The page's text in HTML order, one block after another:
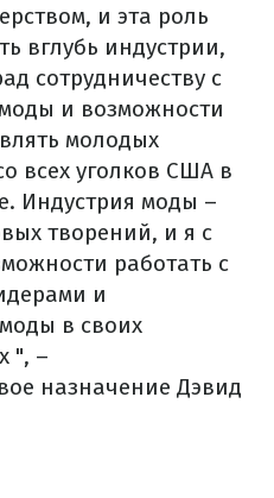
и эта роль
вглубь индустрии,
сотрудничеству с
и возможности
молодых
всех уголков США в
Индустрия моды –
творений, и я с
работать с
и
в своих
", –
назначение Дэвид